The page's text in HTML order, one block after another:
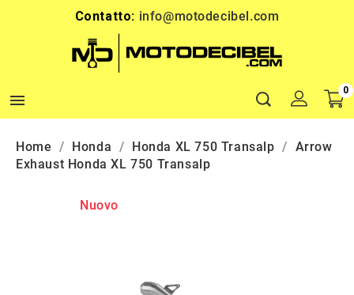
Contatto: info@motodecibel.com

0
Home Honda Honda XL 750 Transalp
Arrow
Exhaust Honda XL 750 Transalp
Nuovo